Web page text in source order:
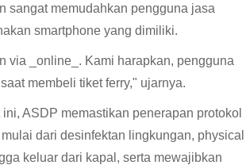
sangat memudahkan pengguna jasa
smartphone yang dimiliki.
via _online_. Kami harapkan, pengguna
membeli tiket ferry," ujarnya.
ASDP memastikan penerapan protokol
dari desinfektan lingkungan, physical
keluar dari kapal, serta mewajibkan